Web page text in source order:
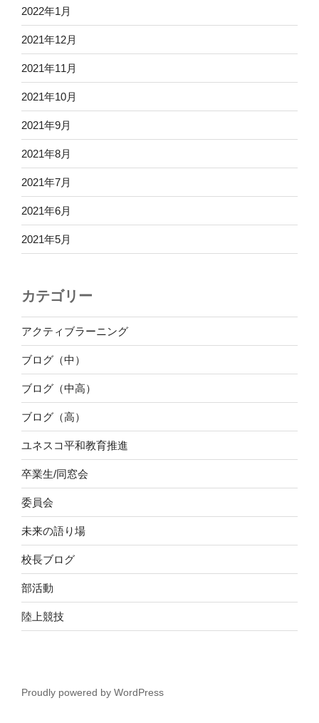
2022年1月
2021年12月
2021年11月
2021年10月
2021年9月
2021年8月
2021年7月
2021年6月
2021年5月
カテゴリー
アクティブラーニング
ブログ（中）
ブログ（中高）
ブログ（高）
ユネスコ平和教育推進
卒業生/同窓会
委員会
未来の語り場
校長ブログ
部活動
陸上競技
Proudly powered by WordPress